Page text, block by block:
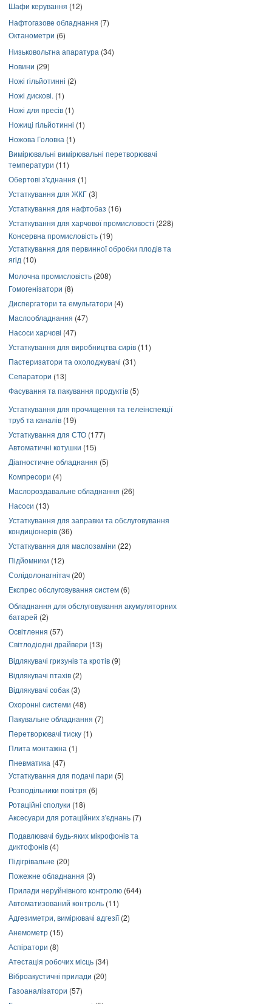
Шафи керування (12)
Нафтогазове обладнання (7)
Октанометри (6)
Низьковольтна апаратура (34)
Новини (29)
Ножі гільйотинні (2)
Ножі дискові. (1)
Ножі для пресів (1)
Ножиці гільйотинні (1)
Ножова Головка (1)
Вимірювальні вимірювальні перетворювачі
температури (11)
Обертові з'єднання (1)
Устаткування для ЖКГ (3)
Устаткування для нафтобаз (16)
Устаткування для харчової промисловості (228)
Консервна промисловість (19)
Устаткування для первинної обробки плодів та
ягід (10)
Молочна промисловість (208)
Гомогенізатори (8)
Диспергатори та емульгатори (4)
Маслообладнання (47)
Насоси харчові (47)
Устаткування для виробництва сирів (11)
Пастеризатори та охолоджувачі (31)
Сепаратори (13)
Фасування та пакування продуктів (5)
Устаткування для прочищення та телеінспекції
труб та каналів (19)
Устаткування для СТО (177)
Автоматичні котушки (15)
Діагностичне обладнання (5)
Компресори (4)
Маслороздавальне обладнання (26)
Насоси (13)
Устаткування для заправки та обслуговування
кондиціонерів (36)
Устаткування для маслозаміни (22)
Підйомники (12)
Солідолонагнітач (20)
Експрес обслуговування систем (6)
Обладнання для обслуговування акумуляторних
батарей (2)
Освітлення (57)
Світлодіодні драйвери (13)
Відлякувачі гризунів та кротів (9)
Відлякувачі птахів (2)
Відлякувачі собак (3)
Охоронні системи (48)
Пакувальне обладнання (7)
Перетворювачі тиску (1)
Плита монтажна (1)
Пневматика (47)
Устаткування для подачі пари (5)
Розподільники повітря (6)
Ротаційні сполуки (18)
Аксесуари для ротаційних з'єднань (7)
Подавлювачі будь-яких мікрофонів та
диктофонів (4)
Підігрівальне (20)
Пожежне обладнання (3)
Прилади неруйнівного контролю (644)
Автоматизований контроль (11)
Адгезиметри, вимірювачі адгезії(2)
Анемометр (15)
Аспіратори (8)
Атестація робочих місць (34)
Віброакустичні прилади (20)
Газоаналізатори (57)